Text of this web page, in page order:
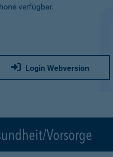
verfügbar.
Login Webversion
Vorsorge